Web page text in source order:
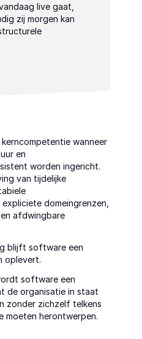
live gaat,
zij morgen kan
wanneer
en
worden ingericht.
van tijdelijke
domeingrenzen,
afdwingbare
blijft software een
oplevert.
software een
de organisatie in staat
zonder zichzelf telkens
moeten herontwerpen.